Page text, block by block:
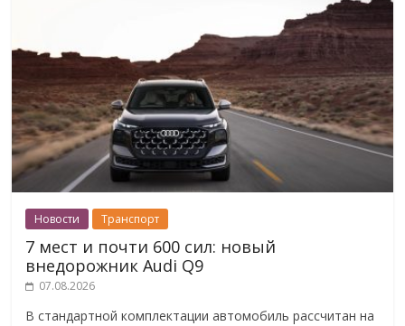
Новости Транспорт
7 мест и почти 600 сил: новый
внедорожник Audi Q9
07.08.2026
В стандартной комплектации автомобиль рассчитан на